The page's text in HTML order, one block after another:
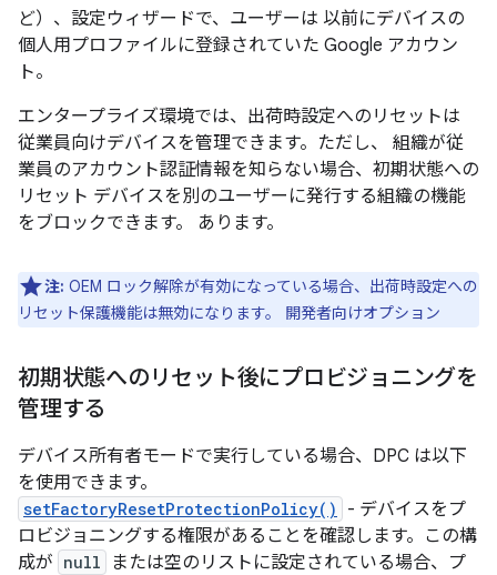
ど）、設定ウィザードで、ユーザーは 以前にデバイスの
個人用プロファイルに登録されていた Google アカウン
ト。
エンタープライズ環境では、出荷時設定へのリセットは
従業員向けデバイスを管理できます。ただし、 組織が従
業員のアカウント認証情報を知らない場合、初期状態への
リセット デバイスを別のユーザーに発行する組織の機能
をブロックできます。 あります。
注: OEM ロック解除が有効になっている場合、出荷時設定への
リセット保護機能は無効になります。 開発者向けオプション
初期状態へのリセット後にプロビジョニングを
管理する
デバイス所有者モードで実行している場合、DPC は以下
を使用できます。
setFactoryResetProtectionPolicy()
- デバイスをプ
ロビジョニングする権限があることを確認します。この構
成が null
または空のリストに設定されている場合、プ